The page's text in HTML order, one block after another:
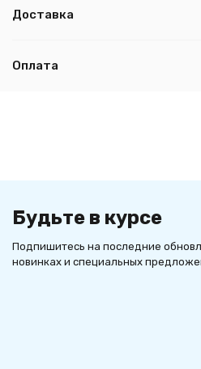
Доставка
Оплата
Будьте в курсе
Подпишитесь на последние
новинках и специальных